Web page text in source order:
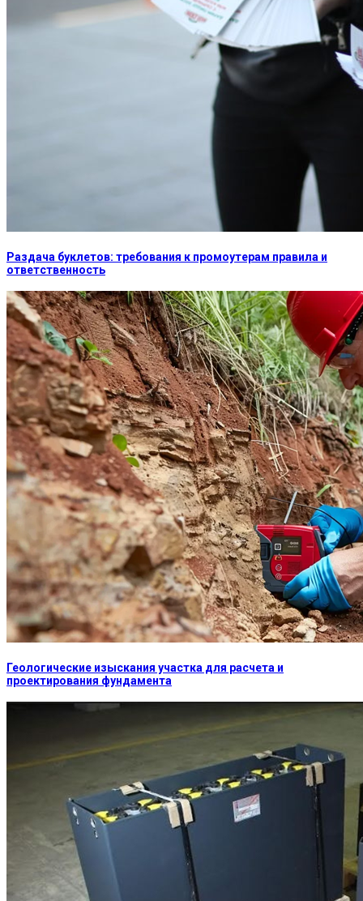
Раздача буклетов: требования к промоутерам правила и
ответственность
Геологические изыскания участка для расчета и
проектирования фундамента